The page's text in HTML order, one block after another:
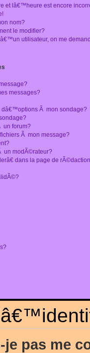
et lâ€™heure est encore
nom?
le modifier?
utilisateur, on me
messages?
dâ€™options Ã mon sondage?
un forum?
Ã mon message?
un modÃ©rateur?
dans la page de
pas me